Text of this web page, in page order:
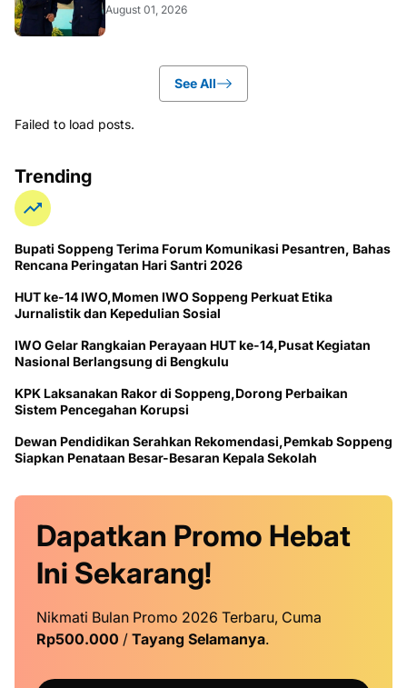
August 01, 2026
See All
Failed to load posts.
Trending
Bupati Soppeng Terima Forum Komunikasi Pesantren, Bahas
Rencana Peringatan Hari Santri 2026
HUT ke-14 IWO,Momen IWO Soppeng Perkuat Etika
Jurnalistik dan Kepedulian Sosial
IWO Gelar Rangkaian Perayaan HUT ke-14,Pusat Kegiatan
Nasional Berlangsung di Bengkulu
KPK Laksanakan Rakor di Soppeng,Dorong Perbaikan
Sistem Pencegahan Korupsi
Dewan Pendidikan Serahkan Rekomendasi,Pemkab Soppeng
Siapkan Penataan Besar-Besaran Kepala Sekolah
Dapatkan Promo Hebat
Ini Sekarang!
Nikmati Bulan Promo 2026 Terbaru, Cuma
Rp500.000 / Tayang Selamanya.